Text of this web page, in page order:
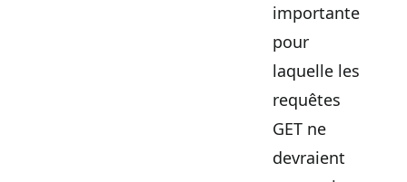
importante
pour
laquelle les
requêtes
GET ne
devraient